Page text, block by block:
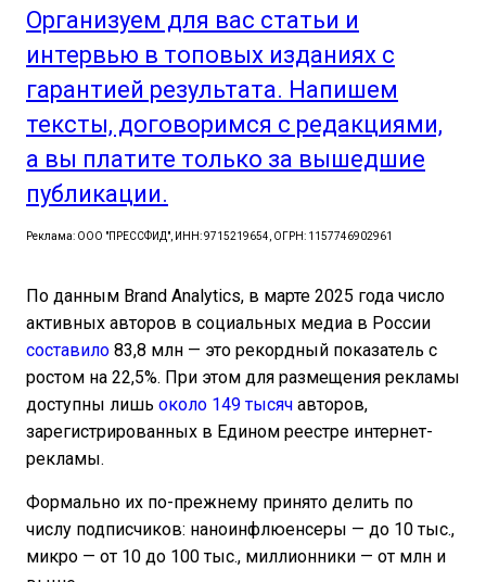
Организуем для вас статьи и
интервью в топовых изданиях с
гарантией результата. Напишем
тексты, договоримся с редакциями,
а вы платите только за вышедшие
публикации.
Реклама: ООО "ПРЕССФИД", ИНН: 9715219654, ОГРН: 1157746902961
По данным Brand Analytics, в марте 2025 года число
активных авторов в социальных медиа в России
составило 83,8 млн — это рекордный показатель с
ростом на 22,5%. При этом для размещения рекламы
доступны лишь около 149 тысяч авторов,
зарегистрированных в Едином реестре интернет-
рекламы.
Формально их по-прежнему принято делить по
числу подписчиков: наноинфлюенсеры — до 10 тыс.,
микро — от 10 до 100 тыс., миллионники — от млн и